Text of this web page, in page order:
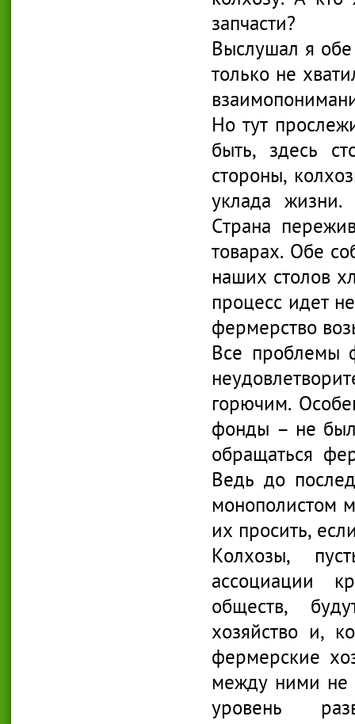
запчасти?
Выслушал я
только не
Но тут
быть, здесь
стороны,
уклада
Страна
товарах. Обе
наших столов
процесс идет
фермерство
Все проблемы
горючим.
фонды – не
обращаться
Ведь до
монополистом
их просить,
Колхозы,
ассоциации
обществ,
хозяйство и,
фермерские
между ними не
уровень